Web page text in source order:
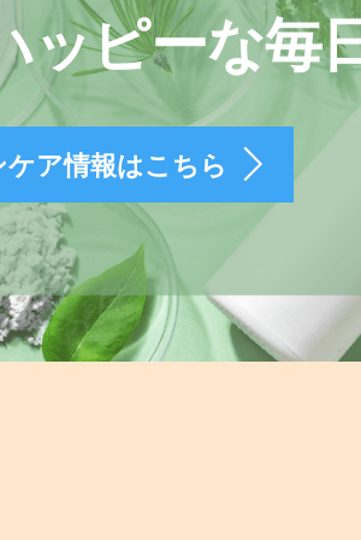
ッピーな毎
ケア情報はこちら